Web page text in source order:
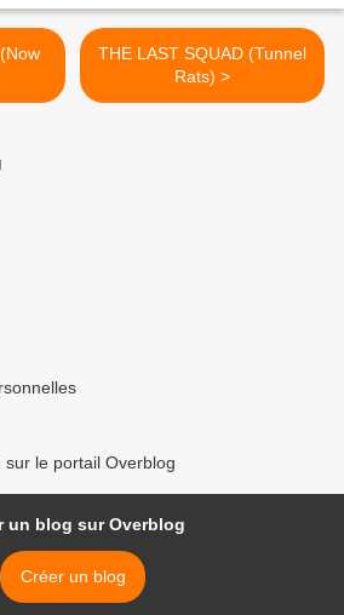
THE LAST SQUAD (Tunnel
Rats) >
le portail Overblog
un blog sur Overblog
Créer un blog